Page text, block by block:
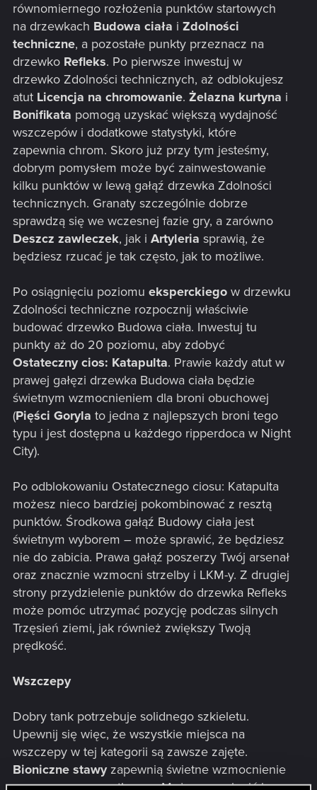
równomiernego rozłożenia punktów startowych
na drzewkach Budowa ciała i Zdolności
techniczne, a pozostałe punkty przeznacz na
drzewko Refleks. Po pierwsze inwestuj w
drzewko Zdolności technicznych, aż odblokujesz
atut Licencja na chromowanie. Żelazna kurtyna i
Bonifikata pomogą uzyskać większą wydajność
wszczepów i dodatkowe statystyki, które
zapewnia chrom. Skoro już przy tym jesteśmy,
dobrym pomysłem może być zainwestowanie
kilku punktów w lewą gałąź drzewka Zdolności
technicznych. Granaty szczególnie dobrze
sprawdzą się we wczesnej fazie gry, a zarówno
Deszcz zawleczek, jak i Artyleria sprawią, że
będziesz rzucać je tak często, jak to możliwe.
Po osiągnięciu poziomu eksperckiego w drzewku
Zdolności techniczne rozpocznij właściwie
budować drzewko Budowa ciała. Inwestuj tu
punkty aż do 20 poziomu, aby zdobyć
Ostateczny cios: Katapulta. Prawie każdy atut w
prawej gałęzi drzewka Budowa ciała będzie
świetnym wzmocnieniem dla broni obuchowej
(Pięści Goryla to jedna z najlepszych broni tego
typu i jest dostępna u każdego ripperdoca w Night
City).
Po odblokowaniu Ostatecznego ciosu: Katapulta
możesz nieco bardziej pokombinować z resztą
punktów. Środkowa gałąź Budowy ciała jest
świetnym wyborem – może sprawić, że będziesz
nie do zabicia. Prawa gałąź poszerzy Twój arsenał
oraz znacznie wzmocni strzelby i LKM-y. Z drugiej
strony przydzielenie punktów do drzewka Refleks
może pomóc utrzymać pozycję podczas silnych
Trzęsień ziemi, jak również zwiększy Twoją
prędkość.
Wszczepy
Dobry tank potrzebuje solidnego szkieletu.
Upewnij się więc, że wszystkie miejsca na
wszczepy w tej kategorii są zawsze zajęte.
Bioniczne stawyzapewnią świetne wzmocnienie